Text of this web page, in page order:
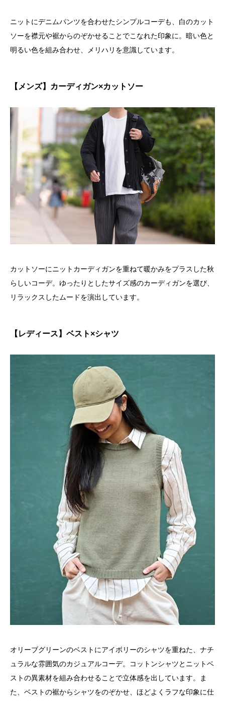
ニットにデニムパンツを合わせたシンプルコーデも、白のカット
ソーを襟元や裾からのぞかせることでこなれた印象に。暗い色と
明るい色を組み合わせ、メリハリを意識しています。
【メンズ】カーディガン×カットソー
カットソーにニットカーディガンを重ねて暖かみをプラスした秋
らしいコーデ。ゆったりとしたサイズ感のカーディガンを選び、
リラックスしたムードを演出しています。
【レディース】ベスト×シャツ
オリーブグリーンのベストにアイボリーのシャツを重ねた、ナチ
ュラルな雰囲気のカジュアルコーデ。コットンシャツとニットベ
ストの異素材を組み合わせることで立体感を出しています。ま
た、ベストの裾からシャツをのぞかせ、ほどよくラフな印象に仕